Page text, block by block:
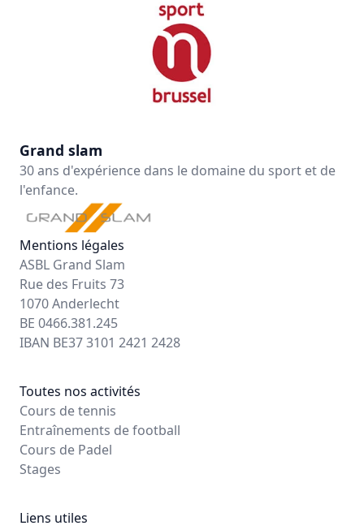
Grand slam
30 ans d'expérience dans le domaine du sport et de
l'enfance.
Mentions légales
ASBL Grand Slam
Rue des Fruits 73
1070 Anderlecht
BE 0466.381.245
IBAN BE37 3101 2421 2428
Toutes nos activités
Cours de tennis
Entraînements de football
Cours de Padel
Stages
Liens utiles